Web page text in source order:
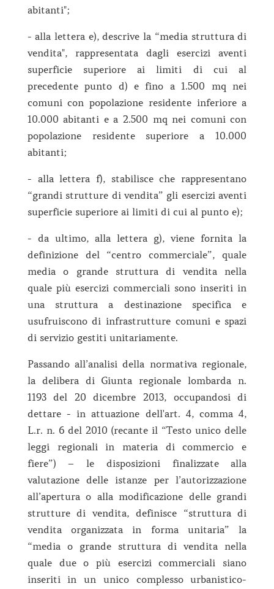
abitanti";
- alla lettera e), descrive la “media struttura di
vendita", rappresentata dagli esercizi aventi
superficie superiore ai limiti di cui al
precedente punto d) e fino a 1.500 mq nei
comuni con popolazione residente inferiore a
10.000 abitanti e a 2.500 mq nei comuni con
popolazione residente superiore a 10.000
abitanti;
- alla lettera f), stabilisce che rappresentano
“grandi strutture di vendita” gli esercizi aventi
superficie superiore ai limiti di cui al punto e);
- da ultimo, alla lettera g), viene fornita la
definizione del “centro commerciale”, quale
media o grande struttura di vendita nella
quale più esercizi commerciali sono inseriti in
una struttura a destinazione specifica e
usufruiscono di infrastrutture comuni e spazi
di servizio gestiti unitariamente.
Passando all’analisi della normativa regionale,
la delibera di Giunta regionale lombarda n.
1193 del 20 dicembre 2013, occupandosi di
dettare - in attuazione dell'art. 4, comma 4,
L.r. n. 6 del 2010 (recante il “Testo unico delle
leggi regionali in materia di commercio e
fiere”) – le disposizioni finalizzate alla
valutazione delle istanze per l’autorizzazione
all’apertura o alla modificazione delle grandi
strutture di vendita, definisce “struttura di
vendita organizzata in forma unitaria” la
“media o grande struttura di vendita nella
quale due o più esercizi commerciali siano
inseriti in un unico complesso urbanistico-